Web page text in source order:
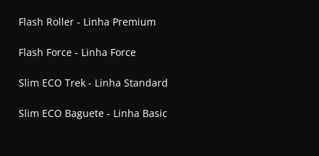
Flash Roller - Linha Premium
Flash Force - Linha Force
Slim ECO Trek - Linha Standard
Slim ECO Baguete - Linha Basic